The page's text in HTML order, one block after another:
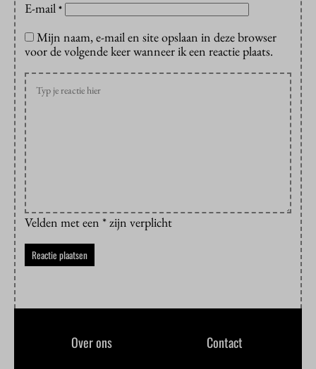
E-mail *
Mijn naam, e-mail en site opslaan in deze browser
voor de volgende keer wanneer ik een reactie plaats.
Velden met een * zijn verplicht
Over ons Contact